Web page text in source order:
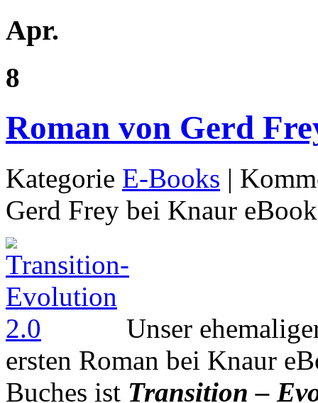
Apr.
8
Roman von Gerd
Kategorie E-Books |
Gerd Frey bei Knaur eBook
Unser
ersten Roman bei Knaur
Buches ist Transition –